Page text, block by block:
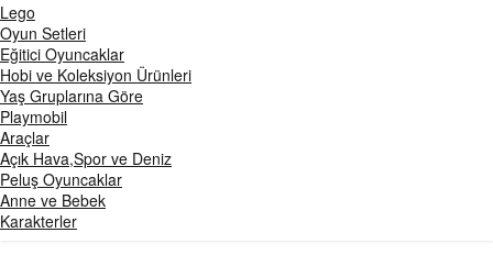
Lego
Oyun Setleri
Eğitici Oyuncaklar
Hobi ve Koleksiyon Ürünleri
Yaş Gruplarına Göre
Playmobil
Araçlar
Açık Hava,Spor ve Deniz
Peluş Oyuncaklar
Anne ve Bebek
Karakterler